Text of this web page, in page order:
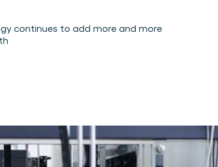
continues to add more and more